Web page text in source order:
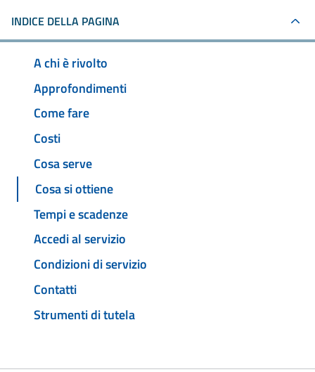
INDICE DELLA PAGINA
A chi è rivolto
Approfondimenti
Come fare
Costi
Cosa serve
Cosa si ottiene
Tempi e scadenze
Accedi al servizio
Condizioni di servizio
Contatti
Strumenti di tutela